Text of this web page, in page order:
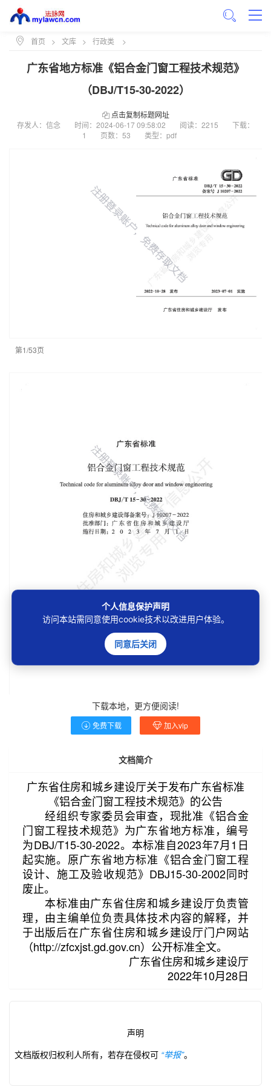
首页 > 文库 > 行政类 >
广东省地方标准《铝合金门窗工程技术规范》
（DBJ/T15-30-2022）
点击复制标题网址
存发人：信念
时间： 2024-06-17 09:58:02 阅读：2215
下载：
1
页数：53 类型：pdf
第1/53页
下载本地，更方便阅读!
免费下载 加入vip
文档简介
广东省住房和城乡建设厅关于发布广东省标准
《铝合金门窗工程技术规范》的公告
经组织专家委员会审查，现批准《铝合金
门窗工程技术规范》为广东省地方标准，编号
为DBJ/T15-30-2022。本标准自2023年7月1日
起实施。原广东省地方标准《铝合金门窗工程
设计、施工及验收规范》DBJ15-30-2002同时
废止。
本标准由广东省住房和城乡建设厅负责管
理，由主编单位负责具体技术内容的解释，并
于出版后在广东省住房和城乡建设厅门户网站
（http://zfcxjst.gd.gov.cn）公开标准全文。
广东省住房和城乡建设厅
2022年10月28日
声明
文档版权归权利人所有，若存在侵权可 “举报”。
个人信息保护声明
访问本站需同意使用cookie技术以改进用户体验。
同意后关闭